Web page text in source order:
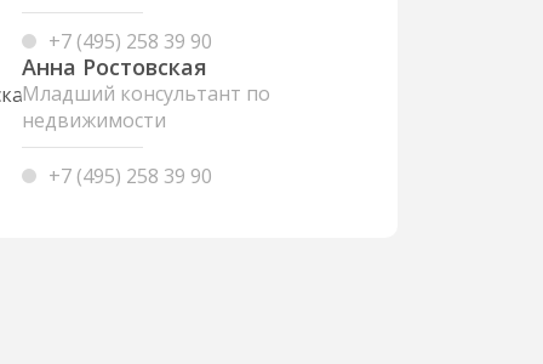
+7 (495) 258 39 90
Анна Ростовская
Младший консультант по
недвижимости
+7 (495) 258 39 90